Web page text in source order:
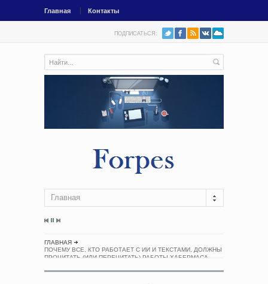
Главная Контакты
ПОДПИСАТЬСЯ:
Главная
ГЛАВНАЯ
ПОЧЕМУ ВСЕ, КТО РАБОТАЕТ С ИИ И ТЕКСТАМИ, ДОЛЖНЫ
ПРОЧИТАТЬ (ИЛИ ПЕРЕЧИТАТЬ) РАБОТЫ ХАБЕРМАСА